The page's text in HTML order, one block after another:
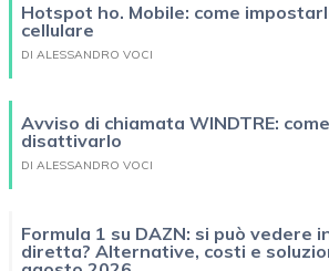
Hotspot ho. Mobile: come
cellulare
DI ALESSANDRO VOCI
Avviso di chiamata WINDTRE: come
disattivarlo
DI ALESSANDRO VOCI
Formula 1 su DAZN: si può vedere
diretta? Alternative, costi e